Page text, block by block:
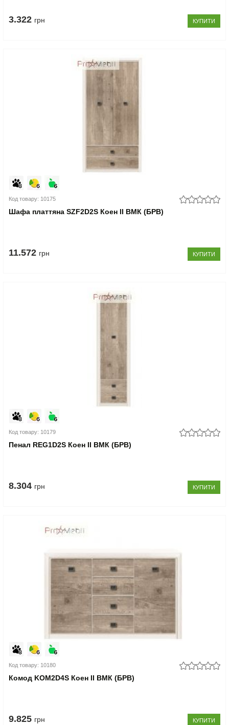
3.322 грн КУПИТИ
Код товару: 10175
Шафа платтяна SZF2D2S Коен II ВМК (БРВ)
11.572 грн КУПИТИ
Код товару: 10179
Пенал REG1D2S Коен II ВМК (БРВ)
8.304 грн КУПИТИ
Код товару: 10180
Комод KOM2D4S Коен II ВМК (БРВ)
9.825 грн КУПИТИ